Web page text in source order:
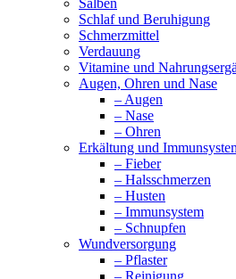
Schlaf und Beruhigung
Schmerzmittel
Verdauung
Vitamine und
Augen, Ohren und Nase
– Augen
– Nase
– Ohren
Erkältung und
– Fieber
– Halsschmerzen
– Husten
– Immunsystem
– Schnupfen
Wundversorgung
– Pflaster
– Reinigung